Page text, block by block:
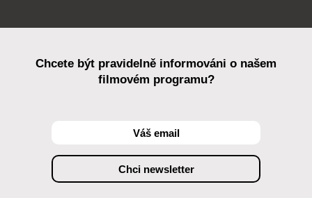
Chcete být pravidelně informováni o našem
filmovém programu?